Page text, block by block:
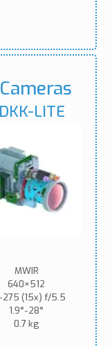
LITE
MWIR
640×512
275 (15x) f/5.5
1.9°-28°
0.7 kg